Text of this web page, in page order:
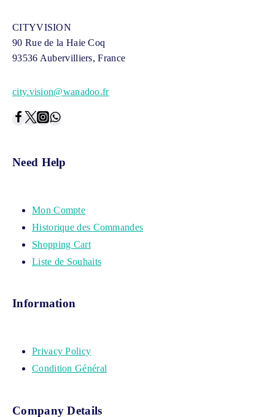
CITYVISION
90 Rue de la Haie Coq
93536 Aubervilliers, France
city.vision@wanadoo.fr
Need Help
Mon Compte
Historique des Commandes
Shopping Cart
Liste de Souhaits
Information
Privacy Policy
Condition Général
Company Details